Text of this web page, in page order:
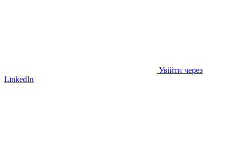
Увійти через
LinkedIn